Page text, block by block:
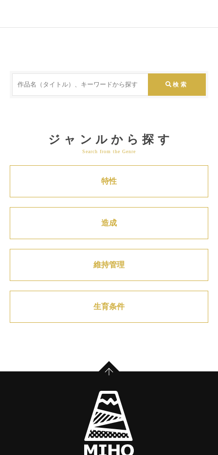
ジャンルから探す
Search from the Genre
特性
造成
維持管理
生育条件